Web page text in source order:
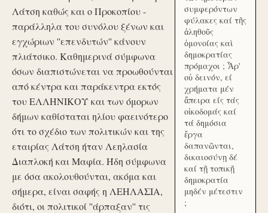
Λάτση καθώς και ο Προκοπίου -
παράλληλα του συνόλου ξένων και
εγχώριων ''επενδυτών'' κάνουν
πλιάτσικο. Καθημερινά σύμφωνα
όσων διαπιστώνεται να προωθούνται
από κέντρα και παράκεντρα εκτός
του ΕΛΛΗΝΙΚΟΥ και των όμορων
δήμων καθίσταται ηλίου φαεινότερο
ότι το σχέδιο των πολιτικών και της
εταιρίας Λάτση ήταν Λεηλασία
Διαπλοκή και Μαφία. Ήδη σύμφωνα
με όσα ακολουθούνται, ακόμα και
σήμερα, είναι σαφής η ΛΕΗΛΑΣΙΑ,
διότι, οι πολιτικοί ''άρπαξαν'' τις
συμφερόντων
φύλακες καί τῆς
ἀληθοῦς
ὁμονοίας καὶ
δημοκρατίας
πρόμαχοι ; Ἆρ'
οὐ δεινόν, εί
χρήματα μέν
ἄπειρα είς τάς
οἰκοδομάς καί
τά δημόσια
ἔργα
δαπανῶνται,
δικαιοσύνῃ δέ
καί τῇ τοπικῇ
δημοκρατία
μηδέν μέτεστιν
;